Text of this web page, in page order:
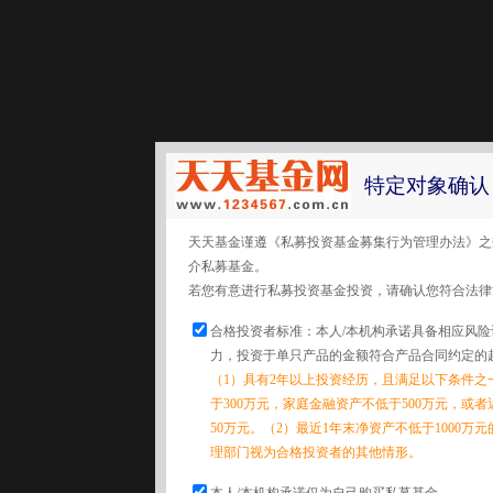
特定对象确认
天天基金谨遵《私募投资基金募集行为管理办法》
介私募基金。
若您有意进行私募投资基金投资，请确认您符合法
合格投资者标准：本人/本机构承诺具备相应风
力，投资于单只产品的金额符合产品合同约定的
（1）具有2年以上投资经历，且满足以下条件
于300万元，家庭金融资产不低于500万元，或
50万元。（2）最近1年末净资产不低于1000万
理部门视为合格投资者的其他情形。